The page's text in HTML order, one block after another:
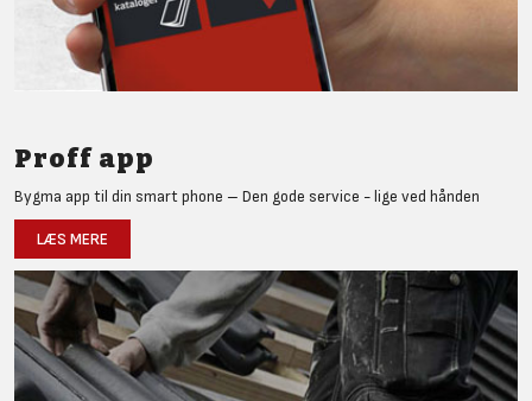
Proff app
Bygma app til din smart phone – Den gode service - lige ved hånden
LÆS MERE